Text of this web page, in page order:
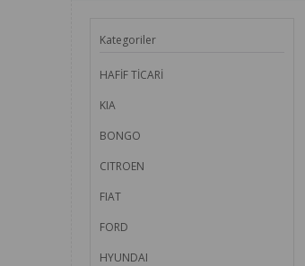
Kategoriler
HAFİF TİCARİ
KIA
BONGO
CITROEN
FIAT
FORD
HYUNDAI